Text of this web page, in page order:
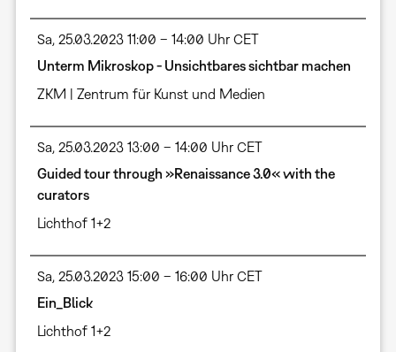
Sa, 25.03.2023 11:00 – 14:00 Uhr CET
Unterm Mikroskop - Unsichtbares sichtbar machen
ZKM | Zentrum für Kunst und Medien
Sa, 25.03.2023 13:00 – 14:00 Uhr CET
Guided tour through »Renaissance 3.0« with the
curators
Lichthof 1+2
Sa, 25.03.2023 15:00 – 16:00 Uhr CET
Ein_Blick
Lichthof 1+2